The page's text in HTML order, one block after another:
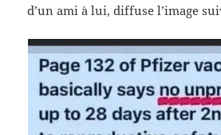
d’un ami à lui, diffuse l’image